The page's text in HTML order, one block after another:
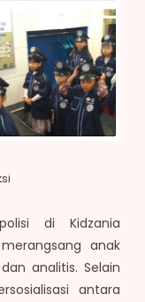
di Kidzania
anak
analitis. Selain
antara